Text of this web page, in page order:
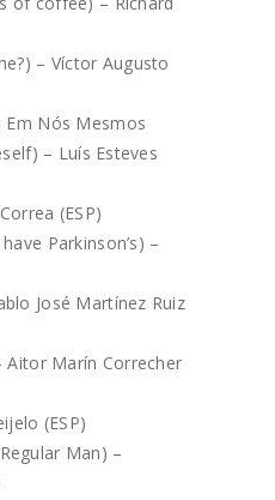
– Víctor Augusto
Em Nós Mesmos
– Luís Esteves
(ESP)
Parkinson’s) –
José Martínez Ruiz
Aitor Marín Correcher
(ESP)
Man) –